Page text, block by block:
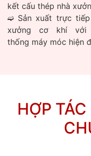
kết cấu thép nhà
➫ Sản xuất trực
xưởng cơ khí với
thống máy móc hiện
HỢP